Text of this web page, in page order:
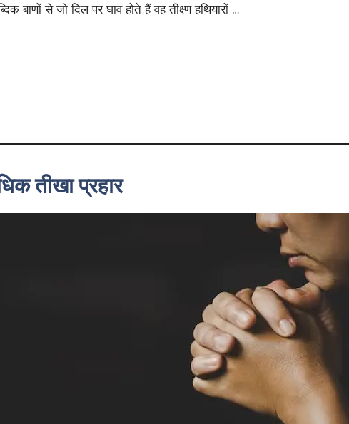
बाणों से जो दिल पर घाव होते हैं वह तीक्ष्ण हथियारों …
तीखा प्रहार